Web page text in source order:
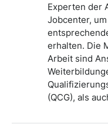
Experten der
Jobcenter,
erhalten. Die
Arbeit sind
(QCG), als